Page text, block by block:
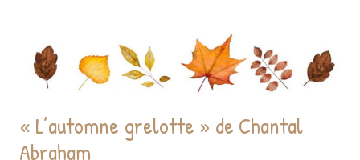
« L’automne grelotte » de Chantal
Abraham